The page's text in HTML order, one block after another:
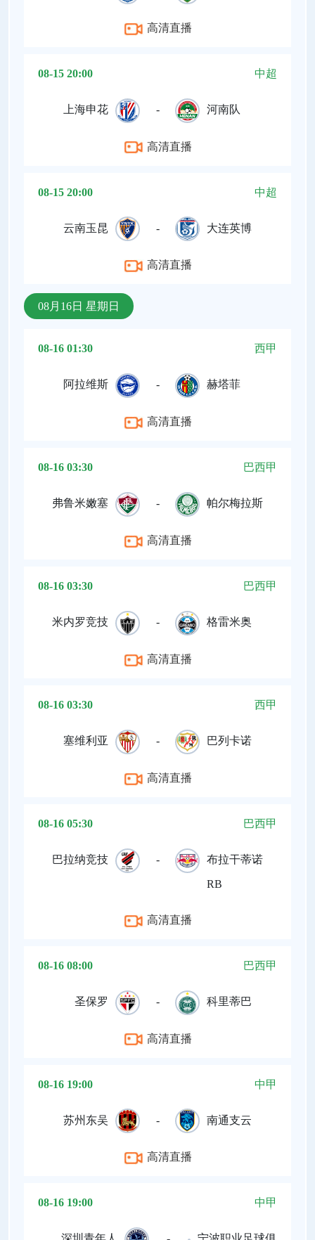
高清直播
08-15 20:00 中超
上海申花 - 河南队
高清直播
08-15 20:00 中超
云南玉昆 - 大连英博
高清直播
08月16日 星期日
08-16 01:30 西甲
阿拉维斯 - 赫塔菲
高清直播
08-16 03:30 巴西甲
弗鲁米嫩塞 - 帕尔梅拉斯
高清直播
08-16 03:30 巴西甲
米内罗竞技 - 格雷米奥
高清直播
08-16 03:30 西甲
塞维利亚 - 巴列卡诺
高清直播
08-16 05:30 巴西甲
巴拉纳竞技 - 布拉干蒂诺
RB
高清直播
08-16 08:00 巴西甲
圣保罗 - 科里蒂巴
高清直播
08-16 19:00 中甲
苏州东吴 - 南通支云
高清直播
08-16 19:00 中甲